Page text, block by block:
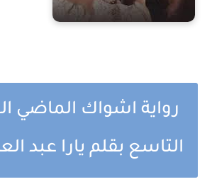
رواية اشواك الماضي
التاسع بقلم يارا عبد